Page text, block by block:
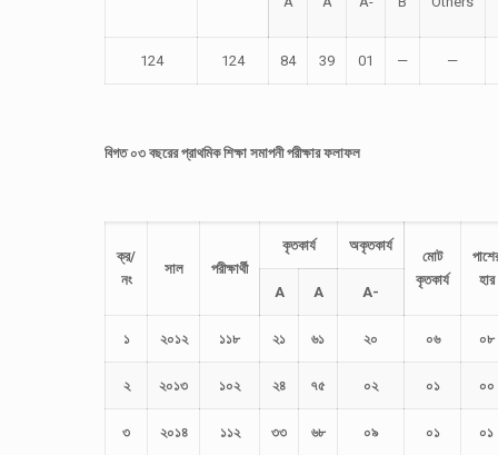
124 124 84 39 01 — —
বিগত ০৩ বছরের প্রাথমিক শিক্ষা সমাপনী পরীক্ষার ফলাফল
ক্র/
নং
সাল পরীক্ষার্থী
কৃতকার্য অকৃতকার্য
মোট
কৃতকার্য
হার
A A A-
১ ২০১২ ১১৮ ২১ ৬১ ২০ ০৬ ০৮
২ ২০১৩ ১০২ ২৪ ৭৫ ০২ ০১ ০০
৩ ২০১৪ ১১২ ৩৩ ৬৮ ০৯ ০১ ০১